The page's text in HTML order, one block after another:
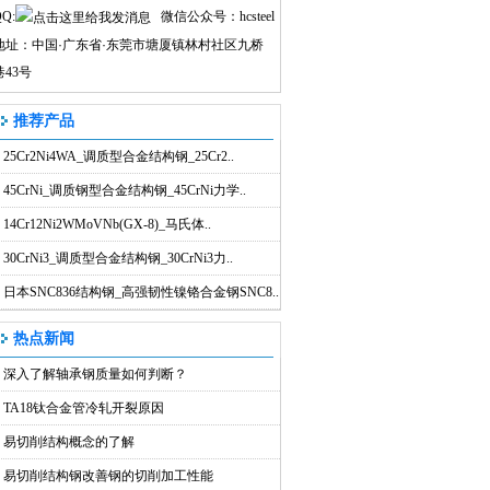
微信公众号：hcsteel
址：中国·广东省·东莞市塘厦镇林村社区九桥
43号
推荐产品
25Cr2Ni4WA_调质型合金结构钢_25Cr2..
45CrNi_调质钢型合金结构钢_45CrNi力学..
14Cr12Ni2WMoVNb(GX-8)_马氏体..
30CrNi3_调质型合金结构钢_30CrNi3力..
日本SNC836结构钢_高强韧性镍铬合金钢SNC8..
热点新闻
深入了解轴承钢质量如何判断？
TA18钛合金管冷轧开裂原因
易切削结构概念的了解
易切削结构钢改善钢的切削加工性能